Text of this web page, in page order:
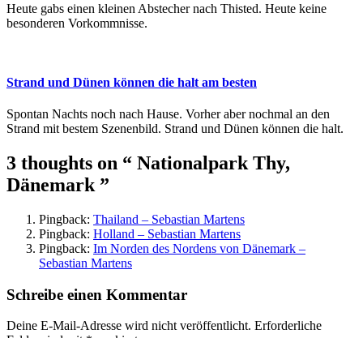
Heute gabs einen kleinen Abstecher nach Thisted. Heute keine
besonderen Vorkommnisse.
Strand und Dünen können die halt am besten
Spontan Nachts noch nach Hause. Vorher aber nochmal an den
Strand mit bestem Szenenbild. Strand und Dünen können die halt.
3 thoughts on “ Nationalpark Thy,
Dänemark ”
Pingback: Thailand – Sebastian Martens
Pingback: Holland – Sebastian Martens
Pingback: Im Norden des Nordens von Dänemark –
Sebastian Martens
Schreibe einen Kommentar
Deine E-Mail-Adresse wird nicht veröffentlicht. Erforderliche